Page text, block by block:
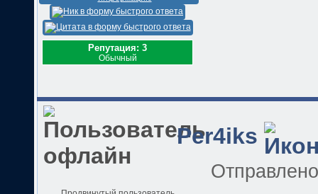
Репутация: 3
Обычный
Per4iks